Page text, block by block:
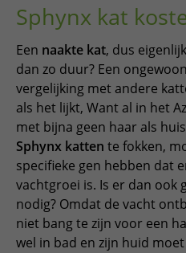
Sphynx kat
Een naakte kat, dus
dan zo duur? Een
vergelijking met andere
als het lijkt, Want al in het
met bijna geen haar als
Sphynx katten te fokken,
specifieke gen hebben dat
vachtgroei is. Is er dan ook
nodig? Omdat de vacht
niet bang te zijn voor een
wel in bad en zijn huid